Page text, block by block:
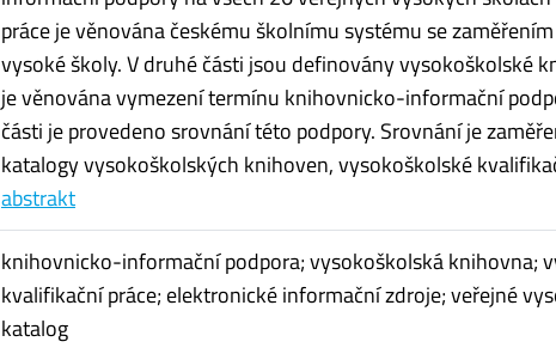
práce je věnována českému školnímu systému se
vysoké školy. V druhé části jsou definovány vysokoškolské
je věnována vymezení termínu knihovnicko-informační
části je provedeno srovnání této podpory. Srovnání je
katalogy vysokoškolských knihoven, vysokoškolské
abstrakt
knihovnicko-informační podpora; vysokoškolská knihovna;
kvalifikační práce; elektronické informační zdroje; veřejné
katalog